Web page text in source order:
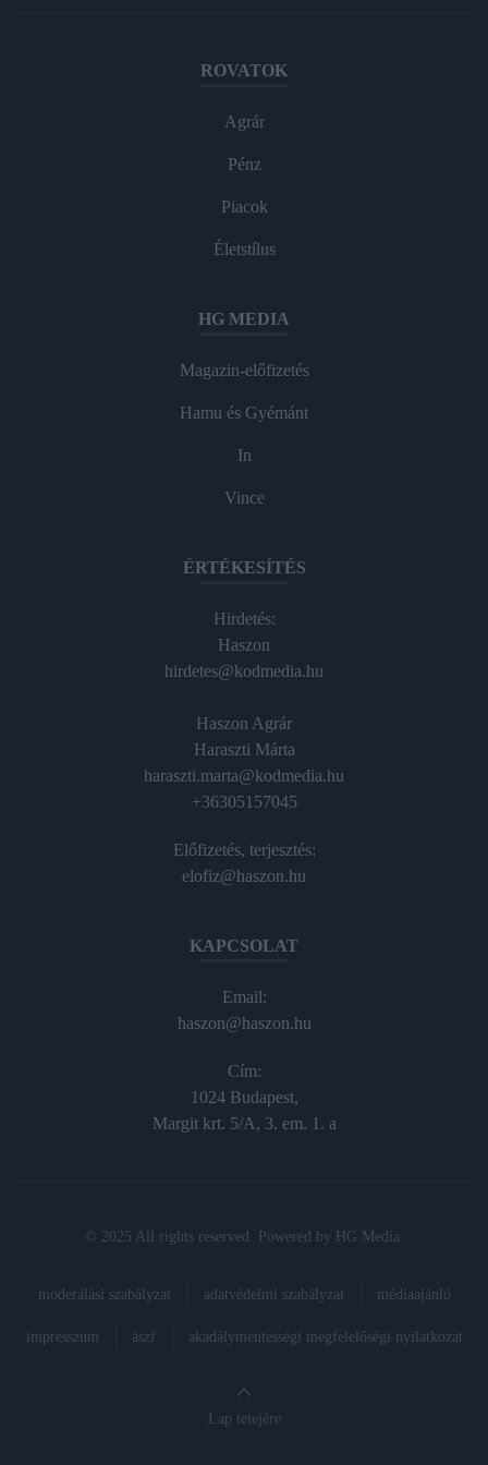
ROVATOK
Agrár
Pénz
Piacok
Életstílus
HG MEDIA
Magazin-előfizetés
Hamu és Gyémánt
In
Vince
ÉRTÉKESÍTÉS
Hirdetés:
Haszon
hirdetes@kodmedia.hu
Haszon Agrár
Haraszti Márta
haraszti.marta@kodmedia.hu
+36305157045
Előfizetés, terjesztés:
elofiz@haszon.hu
KAPCSOLAT
Email:
haszon@haszon.hu
Cím:
1024 Budapest,
Margit krt. 5/A, 3. em. 1. a
© 2025 All rights reserved. Powered by HG Media
moderálási szabályzat adatvédelmi szabályzat médiaajánló
impresszum ászf akadálymentességi megfelelőségi nyilatkozat
Lap tetejére